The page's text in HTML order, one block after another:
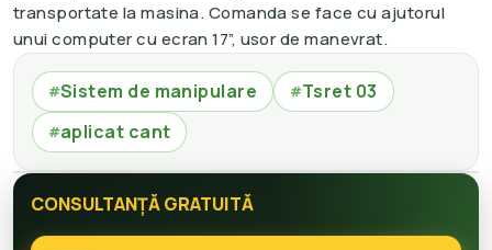
transportate la masina. Comanda se face cu ajutorul
unui computer cu ecran 17”, usor de manevrat.
#Sistem de manipulare #Tsret 03
#aplicat cant
CONSULTANȚĂ GRATUITĂ